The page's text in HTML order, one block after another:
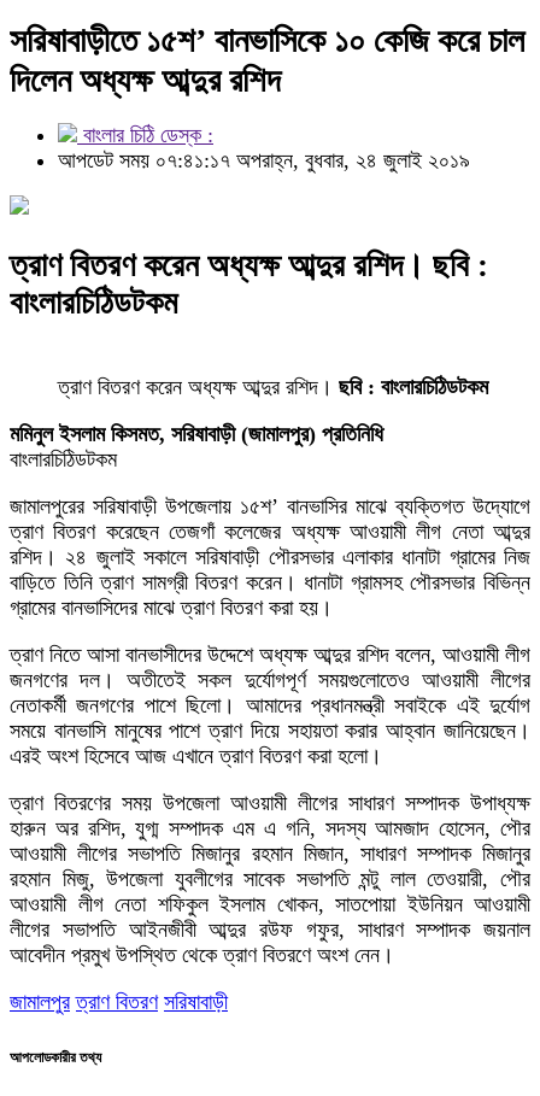
সরিষাবাড়ীতে ১৫শ’ বানভাসিকে ১০ কেজি করে চাল
দিলেন অধ্যক্ষ আব্দুর রশিদ
বাংলার চিঠি ডেস্ক :
আপডেট সময় ০৭:৪১:১৭ অপরাহ্ন, বুধবার, ২৪ জুলাই ২০১৯
ত্রাণ বিতরণ করেন অধ্যক্ষ আব্দুর রশিদ। ছবি :
বাংলারচিঠিডটকম
ত্রাণ বিতরণ করেন অধ্যক্ষ আব্দুর রশিদ। ছবি : বাংলারচিঠিডটকম
মমিনুল ইসলাম কিসমত, সরিষাবাড়ী (জামালপুর) প্রতিনিধি
বাংলারচিঠিডটকম
জামালপুরের সরিষাবাড়ী উপজেলায় ১৫শ’ বানভাসির মাঝে ব্যক্তিগত উদ্যোগে
ত্রাণ বিতরণ করেছেন তেজগাঁ কলেজের অধ্যক্ষ আওয়ামী লীগ নেতা আব্দুর
রশিদ। ২৪ জুলাই সকালে সরিষাবাড়ী পৌরসভার এলাকার ধানাটা গ্রামের নিজ
বাড়িতে তিনি ত্রাণ সামগ্রী বিতরণ করেন। ধানাটা গ্রামসহ পৌরসভার বিভিন্ন
গ্রামের বানভাসিদের মাঝে ত্রাণ বিতরণ করা হয়।
ত্রাণ নিতে আসা বানভাসীদের উদ্দেশে অধ্যক্ষ আব্দুর রশিদ বলেন, আওয়ামী লীগ
জনগণের দল। অতীতেই সকল দুর্যোগপূর্ণ সময়গুলোতেও আওয়ামী লীগের
নেতাকর্মী জনগণের পাশে ছিলো। আমাদের প্রধানমন্ত্রী সবাইকে এই দুর্যোগ
সময়ে বানভাসি মানুষের পাশে ত্রাণ দিয়ে সহায়তা করার আহ্বান জানিয়েছেন।
এরই অংশ হিসেবে আজ এখানে ত্রাণ বিতরণ করা হলো।
ত্রাণ বিতরণের সময় উপজেলা আওয়ামী লীগের সাধারণ সম্পাদক উপাধ্যক্ষ
হারুন অর রশিদ, যুগ্ম সম্পাদক এম এ গনি, সদস্য আমজাদ হোসেন, পৌর
আওয়ামী লীগের সভাপতি মিজানুর রহমান মিজান, সাধারণ সম্পাদক মিজানুর
রহমান মিজু, উপজেলা যুবলীগের সাবেক সভাপতি মন্টু লাল তেওয়ারী, পৌর
আওয়ামী লীগ নেতা শফিকুল ইসলাম খোকন, সাতপোয়া ইউনিয়ন আওয়ামী
লীগের সভাপতি আইনজীবী আব্দুর রউফ গফুর, সাধারণ সম্পাদক জয়নাল
আবেদীন প্রমুখ উপস্থিত থেকে ত্রাণ বিতরণে অংশ নেন।
জামালপুর ত্রাণ বিতরণ সরিষাবাড়ী
আপলোডকারীর তথ্য